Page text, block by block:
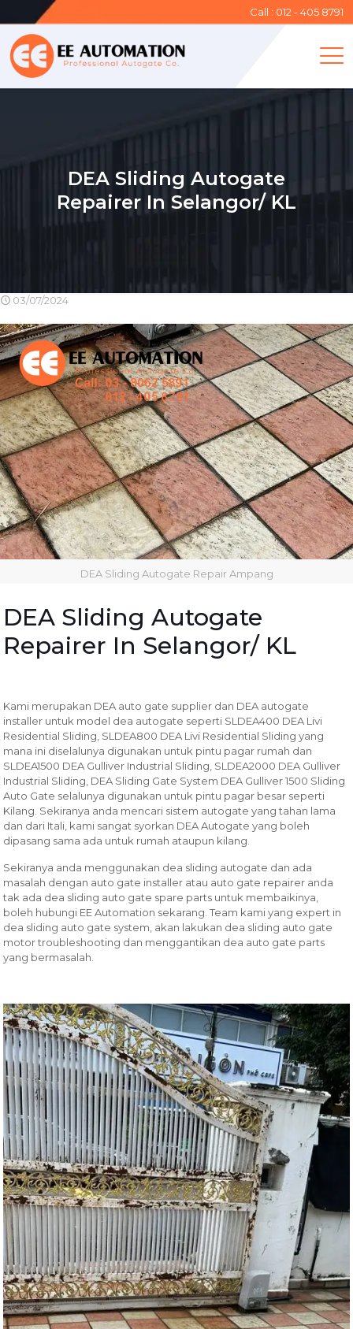
Call : 012 - 405 8791
DEA Sliding Autogate
Repairer In Selangor/ KL
03/07/2024
DEA Sliding Autogate Repair Ampang
DEA Sliding Autogate
Repairer In Selangor/ KL
Kami merupakan DEA auto gate supplier dan DEA autogate
installer untuk model dea autogate seperti SLDEA400 DEA Livi
Residential Sliding, SLDEA800 DEA Livi Residential Sliding yang
mana ini diselalunya digunakan untuk pintu pagar rumah dan
SLDEA1500 DEA Gulliver Industrial Sliding, SLDEA2000 DEA Gulliver
Industrial Sliding, DEA Sliding Gate System DEA Gulliver 1500 Sliding
Auto Gate selalunya digunakan untuk pintu pagar besar seperti
Kilang. Sekiranya anda mencari sistem autogate yang tahan lama
dan dari Itali, kami sangat syorkan DEA Autogate yang boleh
dipasang sama ada untuk rumah ataupun kilang.
Sekiranya anda menggunakan dea sliding autogate dan ada
masalah dengan auto gate installer atau auto gate repairer anda
tak ada dea sliding auto gate spare parts untuk membaikinya,
boleh hubungi EE Automation sekarang. Team kami yang expert in
dea sliding auto gate system, akan lakukan dea sliding auto gate
motor troubleshooting dan menggantikan dea auto gate parts
yang bermasalah.